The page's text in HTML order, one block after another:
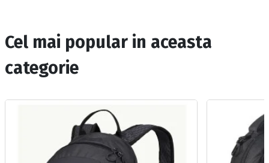
Cel mai popular in aceasta
categorie